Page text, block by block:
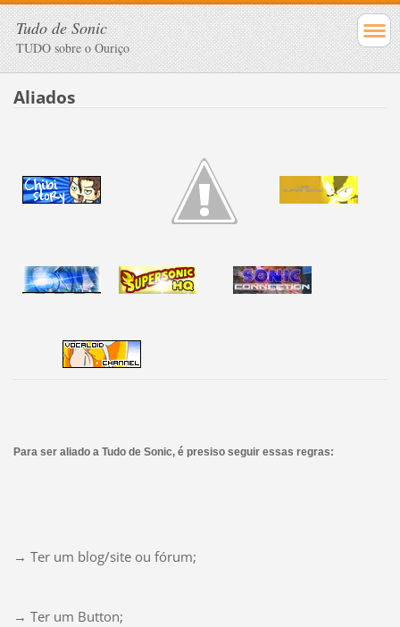
Tudo de Sonic
TUDO sobre o Ouriço
Aliados
Para ser aliado a Tudo de Sonic, é presiso seguir essas regras:
→ Ter um blog/site ou fórum;
→ Ter um Button;